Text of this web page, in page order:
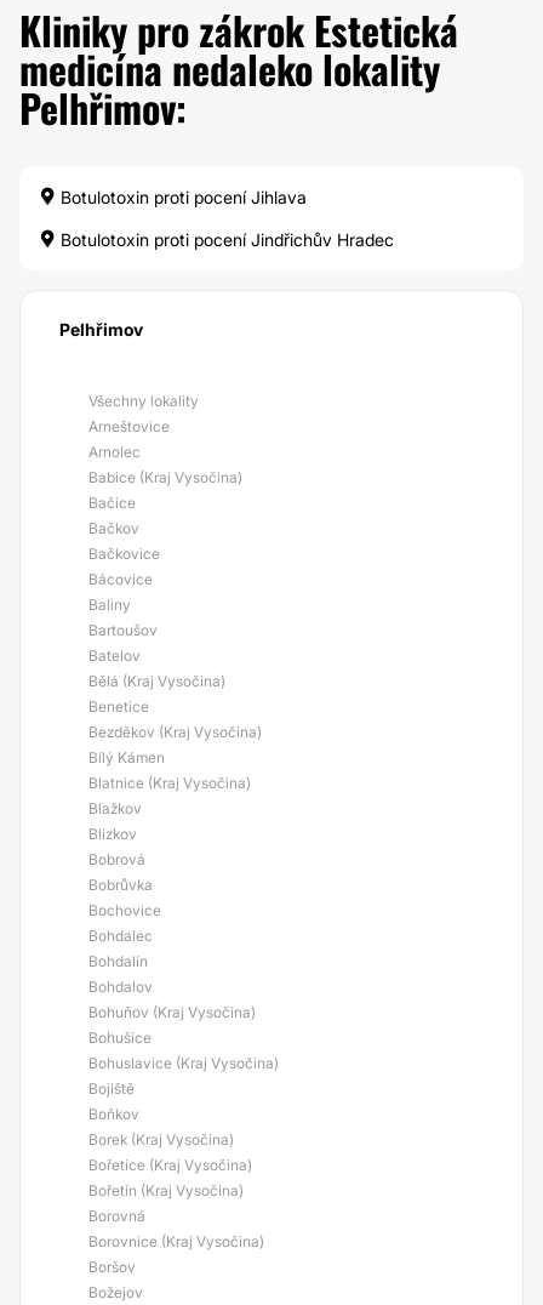
Kliniky pro zákrok Estetická
medicína nedaleko lokality
Pelhřimov:
Botulotoxin proti pocení Jihlava
Botulotoxin proti pocení Jindřichův Hradec
Pelhřimov
Všechny lokality
Arneštovice
Arnolec
Babice (Kraj Vysočina)
Bačice
Bačkov
Bačkovice
Bácovice
Baliny
Bartoušov
Batelov
Bělá (Kraj Vysočina)
Benetice
Bezděkov (Kraj Vysočina)
Bílý Kámen
Blatnice (Kraj Vysočina)
Blažkov
Blízkov
Bobrová
Bobrůvka
Bochovice
Bohdalec
Bohdalín
Bohdalov
Bohuňov (Kraj Vysočina)
Bohušice
Bohuslavice (Kraj Vysočina)
Bojiště
Boňkov
Borek (Kraj Vysočina)
Bořetice (Kraj Vysočina)
Bořetín (Kraj Vysočina)
Borovná
Borovnice (Kraj Vysočina)
Boršov
Božejov